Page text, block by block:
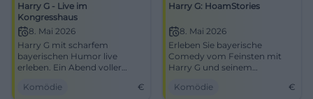
Harry G - Live im
Kongresshaus
8. Mai 2026
Harry G mit scharfem
bayerischen Humor live
erleben. Ein Abend voller
Kongresshaus GaPa.
Komödie €
Harry G: HoamStories
8. Mai 2026
Erleben Sie bayerische
Comedy vom Feinsten mit
Harry G und seinem
Kongresszentrum Garmisch-
Komödie €